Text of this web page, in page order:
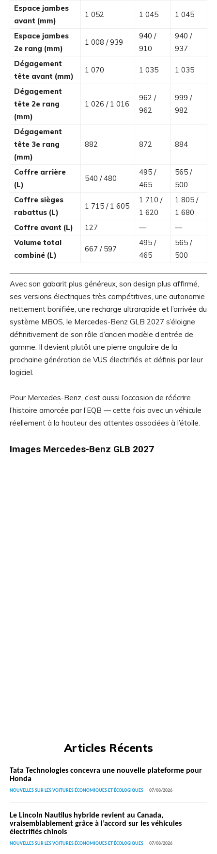
Espace jambes
avant (mm)
1 052 1 045 1 045
Espace jambes
2e rang (mm)
1 008 / 939
940 /
910
940 /
937
Dégagement
tête avant (mm)
1 070 1 035 1 035
Dégagement
tête 2e rang
(mm)
1 026 / 1 016
962 /
962
999 /
982
Dégagement
tête 3e rang
(mm)
882 872 884
Coffre arrière
(L)
540 / 480
495 /
465
565 /
500
Coffre sièges
rabattus (L)
1 715 / 1 605
1 710 /
1 620
1 805 /
1 680
Coffre avant (L)
127 —
—
Volume total
combiné (L)
667 / 597
495 /
465
565 /
500
Avec son gabarit plus généreux, son design plus affirmé,
ses versions électriques très compétitives, une autonomie
nettement bonifiée, une recharge ultrarapide et l’arrivée du
système MBOS, le Mercedes-Benz GLB 2027 s’éloigne
définitivement de son rôle d’ancien modèle d’entrée de
gamme. Il devient plutôt une pierre angulaire de la
prochaine génération de VUS électrifiés et définis par leur
logiciel.
Pour Mercedes-Benz, c’est aussi l’occasion de réécrire
l’histoire amorcée par l’EQB — cette fois avec un véhicule
réellement à la hauteur des attentes associées à l’étoile.
Images Mercedes-Benz GLB 2027
Articles Récents
Tata Technologies concevra une nouvelle plateforme pour
Honda
NOUVELLES SUR LES VOITURES ÉCONOMIQUES ET ÉCOLOGIQUES 07/08/2026
Le Lincoln Nautilus hybride revient au Canada,
vraisemblablement grâce à l’accord sur les véhicules
électrifiés chinois
NOUVELLES SUR LES VOITURES ÉCONOMIQUES ET ÉCOLOGIQUES 07/08/2026